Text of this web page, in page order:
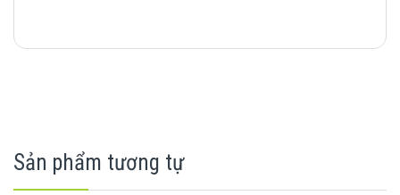
Sản phẩm tương tự